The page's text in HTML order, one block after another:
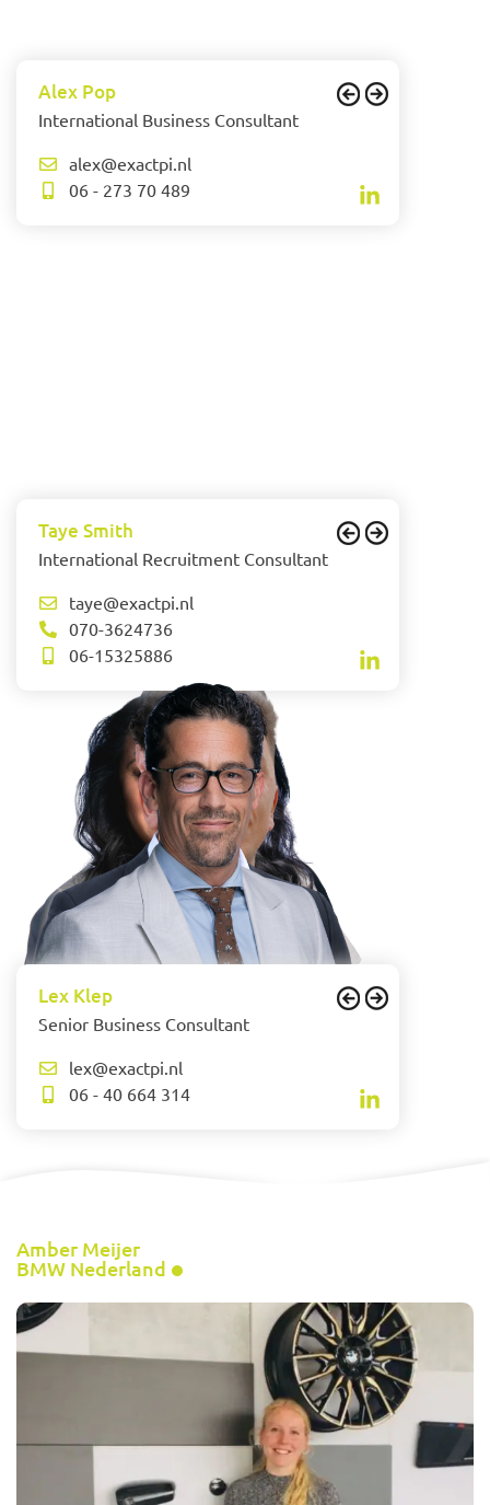
Alex Pop
International Business Consultant
alex@exactpi.nl
06 - 273 70 489
Taye Smith
International Recruitment Consultant
taye@exactpi.nl
070-3624736
06-15325886
Lex Klep
Senior Business Consultant
lex@exactpi.nl
06 - 40 664 314
Amber Meijer
BMW Nederland